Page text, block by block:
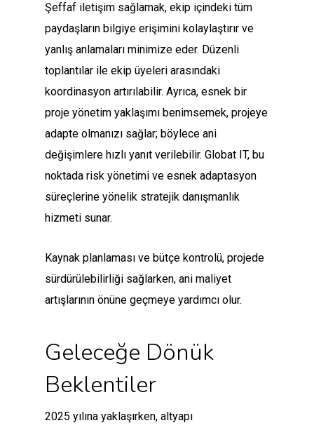
Şeffaf iletişim sağlamak, ekip içindeki tüm
paydaşların bilgiye erişimini kolaylaştırır ve
yanlış anlamaları minimize eder. Düzenli
toplantılar ile ekip üyeleri arasındaki
koordinasyon artırılabilir. Ayrıca, esnek bir
proje yönetim yaklaşımı benimsemek, projeye
adapte olmanızı sağlar; böylece ani
değişimlere hızlı yanıt verilebilir. Globat IT, bu
noktada risk yönetimi ve esnek adaptasyon
süreçlerine yönelik stratejik danışmanlık
hizmeti sunar.
Kaynak planlaması ve bütçe kontrolü, projede
sürdürülebilirliği sağlarken, ani maliyet
artışlarının önüne geçmeye yardımcı olur.
Geleceğe Dönük
Beklentiler
2025 yılına yaklaşırken, altyapı